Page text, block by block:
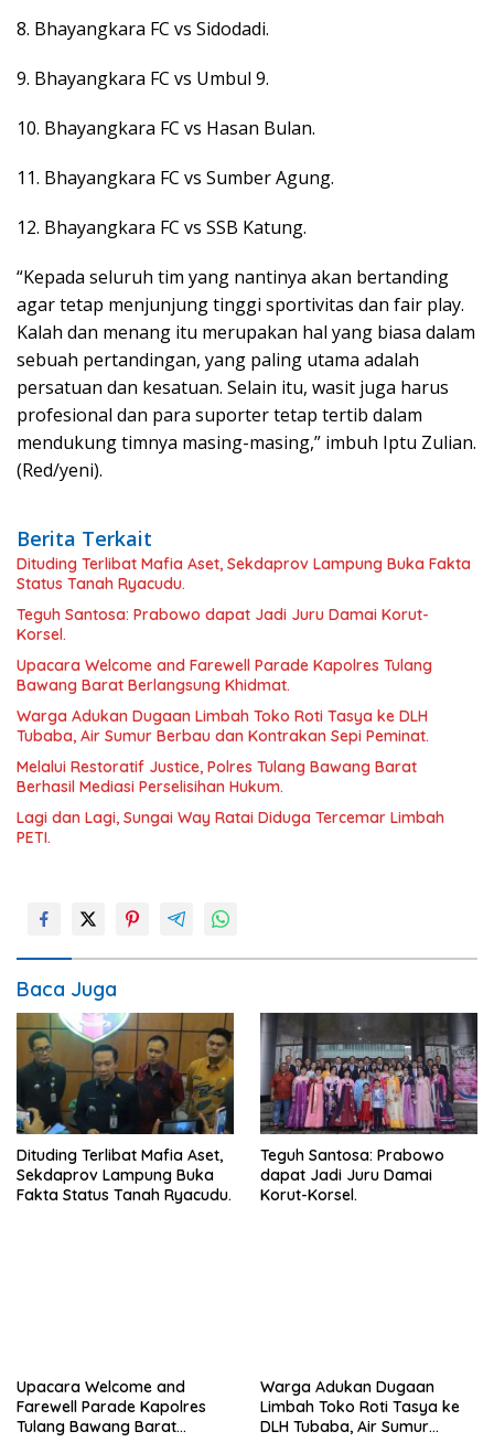
8. Bhayangkara FC vs Sidodadi.
9. Bhayangkara FC vs Umbul 9.
10. Bhayangkara FC vs Hasan Bulan.
11. Bhayangkara FC vs Sumber Agung.
12. Bhayangkara FC vs SSB Katung.
“Kepada seluruh tim yang nantinya akan bertanding
agar tetap menjunjung tinggi sportivitas dan fair play.
Kalah dan menang itu merupakan hal yang biasa dalam
sebuah pertandingan, yang paling utama adalah
persatuan dan kesatuan. Selain itu, wasit juga harus
profesional dan para suporter tetap tertib dalam
mendukung timnya masing-masing,” imbuh Iptu Zulian.
(Red/yeni).
Berita Terkait
Dituding Terlibat Mafia Aset, Sekdaprov Lampung Buka Fakta
Status Tanah Ryacudu.
Teguh Santosa: Prabowo dapat Jadi Juru Damai Korut-
Korsel.
Upacara Welcome and Farewell Parade Kapolres Tulang
Bawang Barat Berlangsung Khidmat.
Warga Adukan Dugaan Limbah Toko Roti Tasya ke DLH
Tubaba, Air Sumur Berbau dan Kontrakan Sepi Peminat.
Melalui Restoratif Justice, Polres Tulang Bawang Barat
Berhasil Mediasi Perselisihan Hukum.
Lagi dan Lagi, Sungai Way Ratai Diduga Tercemar Limbah
PETI.
Baca Juga
Dituding Terlibat Mafia Aset,
Sekdaprov Lampung Buka
Fakta Status Tanah Ryacudu.
Teguh Santosa: Prabowo
dapat Jadi Juru Damai
Korut-Korsel.
Upacara Welcome and
Farewell Parade Kapolres
Tulang Bawang Barat
Warga Adukan Dugaan
Limbah Toko Roti Tasya ke
DLH Tubaba, Air Sumur